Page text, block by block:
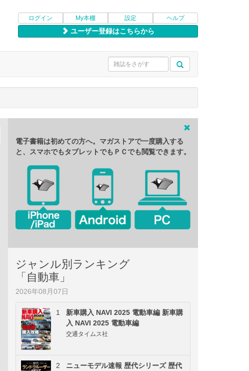
ログイン My本棚 設定 ヘルプ
ユーザー登録はこちらから
電子書籍は初めての方へ。マガストアで一度購入する
と、スマホでもタブレットでもＰＣでも閲覧できます。
ジャンル別ランキング
「自動車」
2026年08月07日
1
新車購入 NAVI 2025 電動車編 新車購
入 NAVI 2025 電動車編
交通タイムス社
2
ニューモデル速報 歴代シリーズ 歴代